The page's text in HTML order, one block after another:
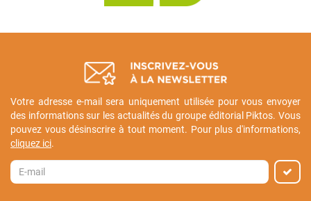
Votre adresse e-mail sera uniquement utilisée pour vous envoyer
des informations sur les actualités du groupe éditorial Piktos. Vous
pouvez vous désinscrire à tout moment. Pour plus d'informations,
cliquez ici.